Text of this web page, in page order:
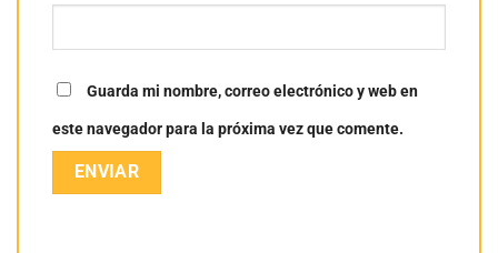
Guarda mi nombre, correo electrónico y web en
este navegador para la próxima vez que comente.